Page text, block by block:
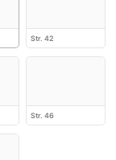
Str. 42
Str. 46